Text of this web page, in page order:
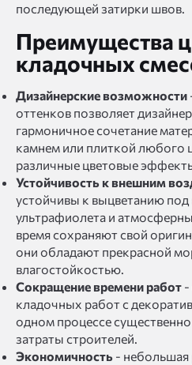
последующей затирки швов.
Преимущества
кладочных
Дизайнерские возможности
оттенков позволяет
гармоничное сочетание
камнем или плиткой любого
различные цветовые
Устойчивость к внешним
устойчивы к выцветанию под
ультрафиолета и
время сохраняют свой
они обладают прекрасной
влагостойкостью.
Сокращение времени работ -
кладочных работ с
одном процессе
затраты строителей.
Экономичность - небольшая